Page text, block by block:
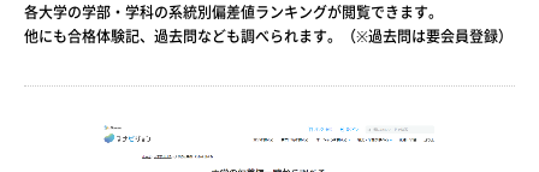
各大学の学部・学科の系統別偏差値ランキングが閲覧できます。
他にも合格体験記、過去問なども調べられます。（※過去問は要会員登録）